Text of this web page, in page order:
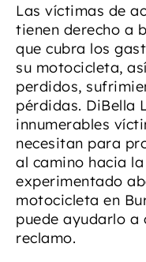
Las víctimas de
tienen derecho a
que cubra los
su motocicleta,
perdidos,
pérdidas. DiBella
innumerables
necesitan para
al camino hacia
experimentado
motocicleta en
puede ayudarlo a
reclamo.